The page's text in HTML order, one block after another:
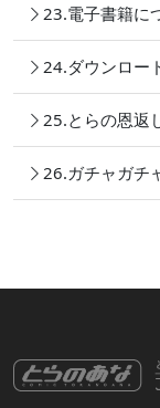
23.電子書籍に
24.ダウンロー
25.とらの恩返
26.ガチャガチ